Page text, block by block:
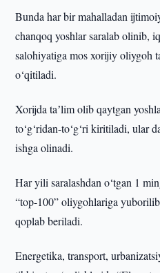
Bunda har bir mahalladan
chanqoq yoshlar saralab olinib,
salohiyatiga mos xorijiy oliygoh
o‘qitiladi.
Xorijda taʼlim olib qaytgan
to‘g‘ridan-to‘g‘ri kiritiladi, ular
ishga olinadi.
Har yili saralashdan o‘tgan 1
“top-100” oliygohlariga
qoplab beriladi.
Energetika, transport,